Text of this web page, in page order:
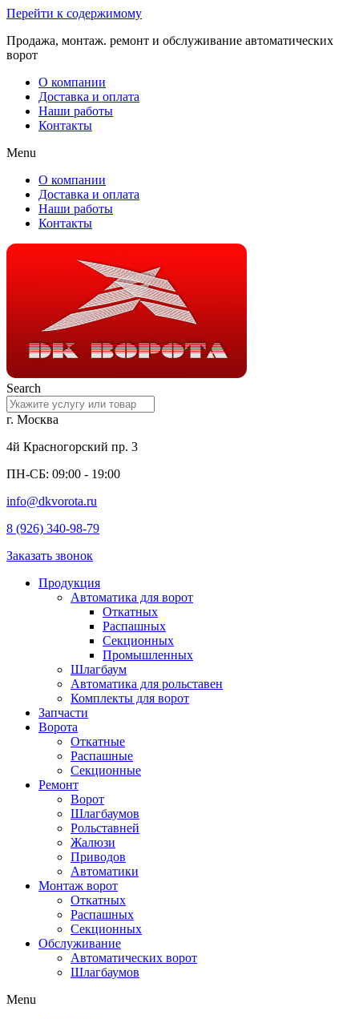
Перейти к содержимому
Продажа, монтаж. ремонт и обслуживание автоматических
ворот
О компании
Доставка и оплата
Наши работы
Контакты
Menu
О компании
Доставка и оплата
Наши работы
Контакты
Search
г. Москва
4й Красногорский пр. 3
ПН-СБ: 09:00 - 19:00
info@dkvorota.ru
8 (926) 340-98-79
Заказать звонок
Продукция
Автоматика для ворот
Откатных
Распашных
Секционных
Промышленных
Шлагбаум
Автоматика для рольставен
Комплекты для ворот
Запчасти
Ворота
Откатные
Распашные
Секционные
Ремонт
Ворот
Шлагбаумов
Рольставней
Жалюзи
Приводов
Автоматики
Монтаж ворот
Откатных
Распашных
Секционных
Обслуживание
Автоматических ворот
Шлагбаумов
Menu